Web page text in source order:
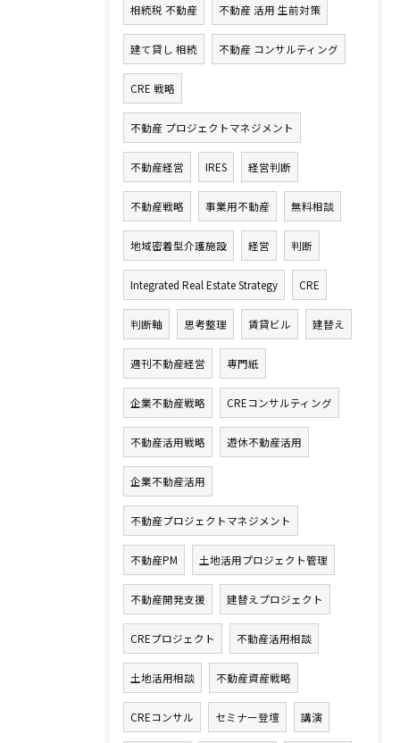
相続税 不動産 不動産 活用 生前対策
建て貸し 相続 不動産 コンサルティング
CRE 戦略
不動産 プロジェクトマネジメント
不動産経営 IRES 経営判断
不動産戦略 事業用不動産 無料相談
地域密着型介護施設 経営 判断
Integrated Real Estate Strategy CRE
判断軸 思考整理 賃貸ビル 建替え
週刊不動産経営 専門紙
企業不動産戦略 CREコンサルティング
不動産活用戦略 遊休不動産活用
企業不動産活用
不動産プロジェクトマネジメント
不動産PM 土地活用プロジェクト管理
不動産開発支援 建替えプロジェクト
CREプロジェクト 不動産活用相談
土地活用相談 不動産資産戦略
CREコンサル セミナー登壇 講演